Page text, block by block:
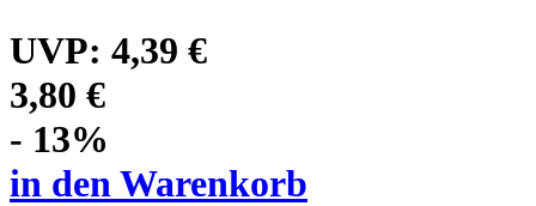
UVP: 4,39 €
3,80 €
- 13%
in den Warenkorb